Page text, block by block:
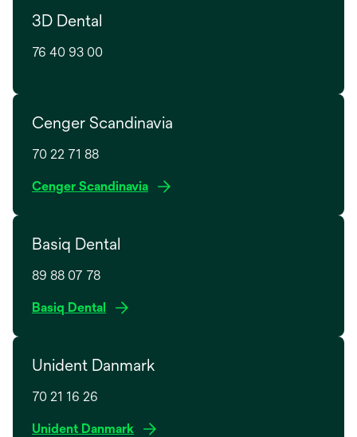
e
t
n
i
n
w
a
3D Dental
76 40 93 00
Cenger Scandinavia
70 22 71 88
Cenger Scandinaviao
e
Basiq Dental
89 88 07 78
Basiq Dental
Unident Danmark
70 21 16 26
Unident Danmarko